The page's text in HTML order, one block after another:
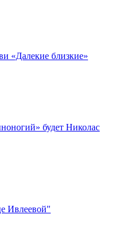
«Далекие близкие»
будет Николас
Ивлеевой"